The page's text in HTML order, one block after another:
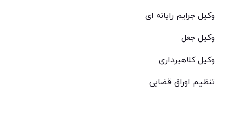
وکیل جرایم رایانه ای
وکیل جعل
وکیل کلاهبرداری
تنظیم اوراق قضایی